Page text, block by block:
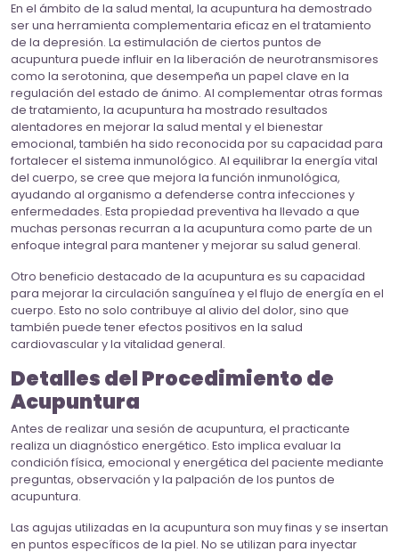
En el ámbito de la salud mental, la acupuntura ha demostrado
ser una herramienta complementaria eficaz en el tratamiento
de la depresión. La estimulación de ciertos puntos de
acupuntura puede influir en la liberación de neurotransmisores
como la serotonina, que desempeña un papel clave en la
regulación del estado de ánimo. Al complementar otras formas
de tratamiento, la acupuntura ha mostrado resultados
alentadores en mejorar la salud mental y el bienestar
emocional, también ha sido reconocida por su capacidad para
fortalecer el sistema inmunológico. Al equilibrar la energía vital
del cuerpo, se cree que mejora la función inmunológica,
ayudando al organismo a defenderse contra infecciones y
enfermedades. Esta propiedad preventiva ha llevado a que
muchas personas recurran a la acupuntura como parte de un
enfoque integral para mantener y mejorar su salud general.
Otro beneficio destacado de la acupuntura es su capacidad
para mejorar la circulación sanguínea y el flujo de energía en el
cuerpo. Esto no solo contribuye al alivio del dolor, sino que
también puede tener efectos positivos en la salud
cardiovascular y la vitalidad general.
Detalles del Procedimiento de
Acupuntura
Antes de realizar una sesión de acupuntura, el practicante
realiza un diagnóstico energético. Esto implica evaluar la
condición física, emocional y energética del paciente mediante
preguntas, observación y la palpación de los puntos de
acupuntura.
Las agujas utilizadas en la acupuntura son muy finas y se insertan
en puntos específicos de la piel. No se utilizan para inyectar